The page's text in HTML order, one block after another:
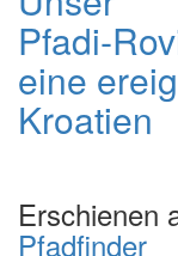
eine
Kroatien
Erschienen
Pfadfinder